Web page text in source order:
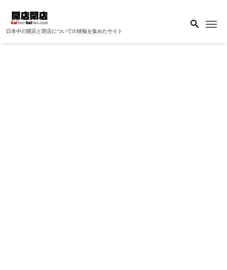
日本中の開店と閉店についての情報を集めたサイト